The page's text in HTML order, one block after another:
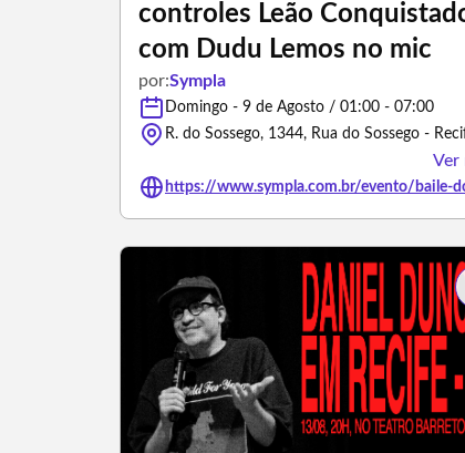
controles Leão
com Dudu Lemos no mic
por:Sympla
Domingo - 9 de Agosto / 01:00 - 07:00
Ver